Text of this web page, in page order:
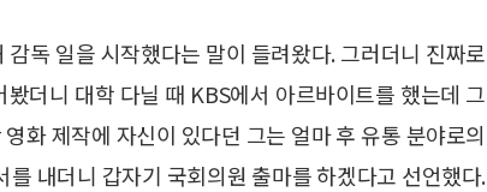
독 일을 시작했다는 말이 들려왔다. 그러더니 진짜로
더니 대학 다닐 때 KBS에서 아르바이트를 했는데 그
화 제작에 자신이 있다던 그는 얼마 후 유통 분야로의
내더니 갑자기 국회의원 출마를 하겠다고 선언했다.